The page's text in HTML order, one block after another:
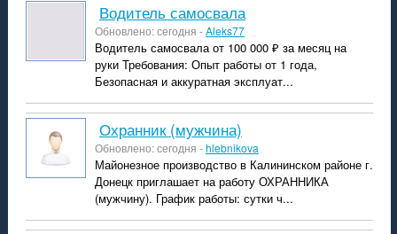
Водитель самосвала
Обновлено: сегодня -Aleks77
Водитель самосвала от 100 000 ₽ за месяц на
руки Требования: Опыт работы от 1 года,
Безопасная и аккуратная эксплуат...
Охранник (мужчина)
Обновлено: сегодня -hlebnikova
Майонезное производство в Калининском районе г.
Донецк приглашает на работу ОХРАННИКА
(мужчину). График работы: сутки ч...